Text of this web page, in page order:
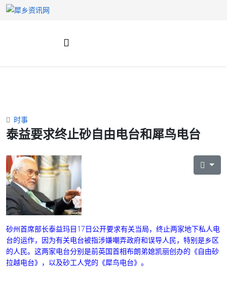
时事
泰益要求终止砂自由电台和犀鸟电台
砂州首席部长泰益玛目17日公开要求有关当局，终止两家地下私人电
台的运作，因为有关电台被指涉嫌嘲弄政府和误导人民，特别是乡区
的人民。 这两家电台分别是前英国首相布朗弟媳凯丽创办的《自由砂
拉越电台》，以及砂工人党的《犀鸟电台》。